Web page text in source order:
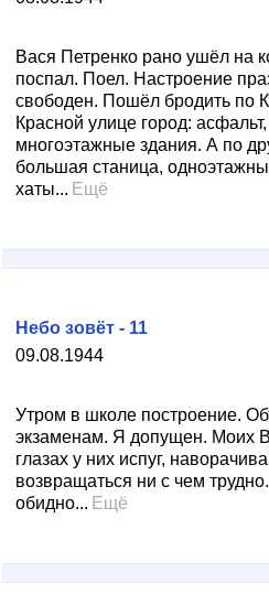
Вася Петренко рано ушёл на
поспал. Поел. Настроение
свободен. Пошёл бродить по
Красной улице город:
многоэтажные здания. А по
большая станица,
хаты... Ещё
09.08.1944
Небо зовёт - 11
Утром в школе построение.
экзаменам. Я допущен. Моих
глазах у них испуг,
возвращаться ни с чем
обидно... Ещё